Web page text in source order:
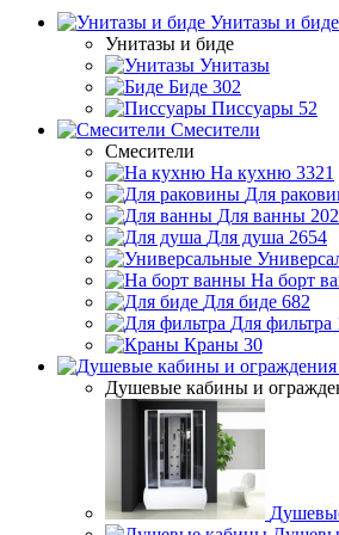
Унитазы и биде
Унитазы и биде
Унитазы
Биде 302
Писсуары 52
Смесители
Смесители
На кухню 3321
Для
Для ванны
Для душа 2654
На борт
Для биде 682
Для фильтра
Краны 30
Душевые кабины и